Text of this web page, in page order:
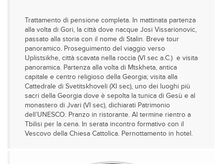
Trattamento di pensione completa. In mattinata partenza
alla volta di Gori, la città dove nacque Josi Vissarionovic,
passato alla storia con il nome di Stalin. Breve tour
panoramico. Proseguimento del viaggio verso
Uplistsikhe, città scavata nella roccia (VI sec a.C.) e visita
panoramica. Partenza alla volta di Mtskheta, antica
capitale e centro religioso della Georgia; visita alla
Cattedrale di Svetitskhoveli (XI sec), uno dei luoghi più
sacri della Georgia dove è sepolta la tunica di Gesù e al
monastero di Jvari (VI sec), dichiarati Patrimonio
dell’UNESCO. Pranzo in ristorante. Al termine rientro a
Tbilisi per la cena. In serata incontro formativo con il
Vescovo della Chiesa Cattolica. Pernottamento in hotel.